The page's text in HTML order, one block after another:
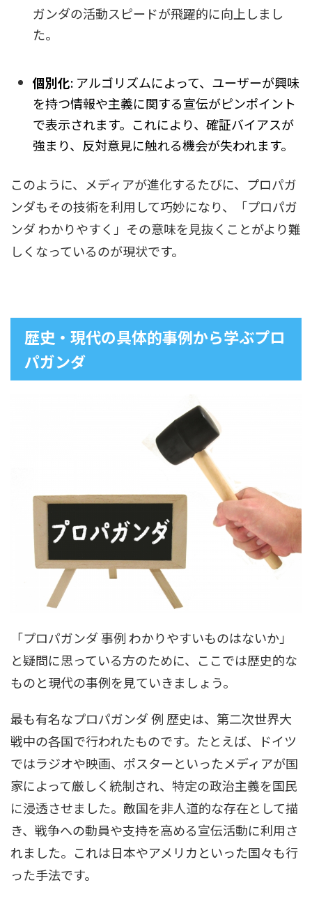
ガンダの活動スピードが飛躍的に向上しまし
た。
個別化: アルゴリズムによって、ユーザーが興味
を持つ情報や主義に関する宣伝がピンポイント
で表示されます。これにより、確証バイアスが
強まり、反対意見に触れる機会が失われます。
このように、メディアが進化するたびに、プロパガ
ンダもその技術を利用して巧妙になり、「プロパガ
ンダ わかりやすく」その意味を見抜くことがより難
しくなっているのが現状です。
歴史・現代の具体的事例から学ぶプロ
パガンダ
「プロパガンダ 事例 わかりやすいものはないか」
と疑問に思っている方のために、ここでは歴史的な
ものと現代の事例を見ていきましょう。
最も有名なプロパガンダ 例 歴史は、第二次世界大
戦中の各国で行われたものです。たとえば、ドイツ
ではラジオや映画、ポスターといったメディアが国
家によって厳しく統制され、特定の政治主義を国民
に浸透させました。敵国を非人道的な存在として描
き、戦争への動員や支持を高める宣伝活動に利用さ
れました。これは日本やアメリカといった国々も行
った手法です。